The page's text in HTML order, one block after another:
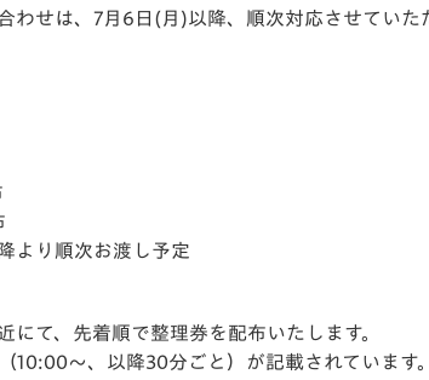
わせは、7月6日(月)以降、順次対応させていた
より順次お渡し予定
にて、先着順で整理券を配布いたします。
10:00〜、以降30分ごと）が記載されていま